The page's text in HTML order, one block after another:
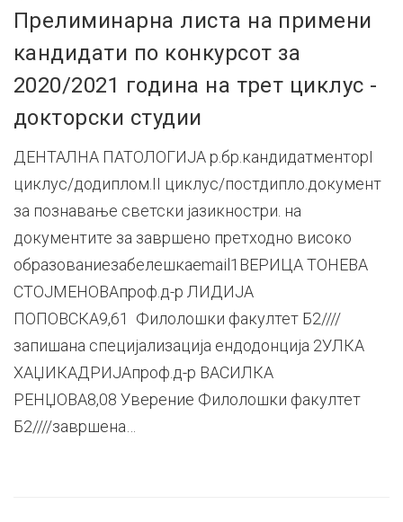
Прелиминарна листа на примени
кандидати по конкурсот за
2020/2021 година на трет циклус -
докторски студии
ДЕНТАЛНА ПАТОЛОГИЈА р.бр.кандидатменторI
циклус/додиплом.II циклус/постдипло.документ
за познавање светски јазикностри. на
документите за завршено претходно високо
образованиезабелешкаemail1ВЕРИЦА ТОНЕВА
СТОЈМЕНОВАпроф.д-р ЛИДИЈА
ПОПОВСКА9,61 Филолошки факултет Б2////
запишана специјализација ендодонција 2УЛКА
ХАЏИКАДРИЈАпроф.д-р ВАСИЛКА
РЕНЏОВА8,08 Уверение Филолошки факултет
Б2////завршена…